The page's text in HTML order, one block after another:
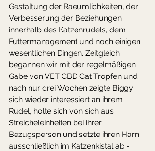
Gestaltung der Raeumlichkeiten, der
Verbesserung der Beziehungen
innerhalb des Katzenrudels, dem
Futtermanagement und noch einigen
wesentlichen Dingen. Zeitgleich
begannen wir mit der regelmäßigen
Gabe von VET CBD Cat Tropfen und
nach nur drei Wochen zeigte Biggy
sich wieder interessiert an ihrem
Rudel, holte sich von sich aus
Streicheleinheiten bei ihrer
Bezugsperson und setzte ihren Harn
ausschließlich im Katzenkistal ab -